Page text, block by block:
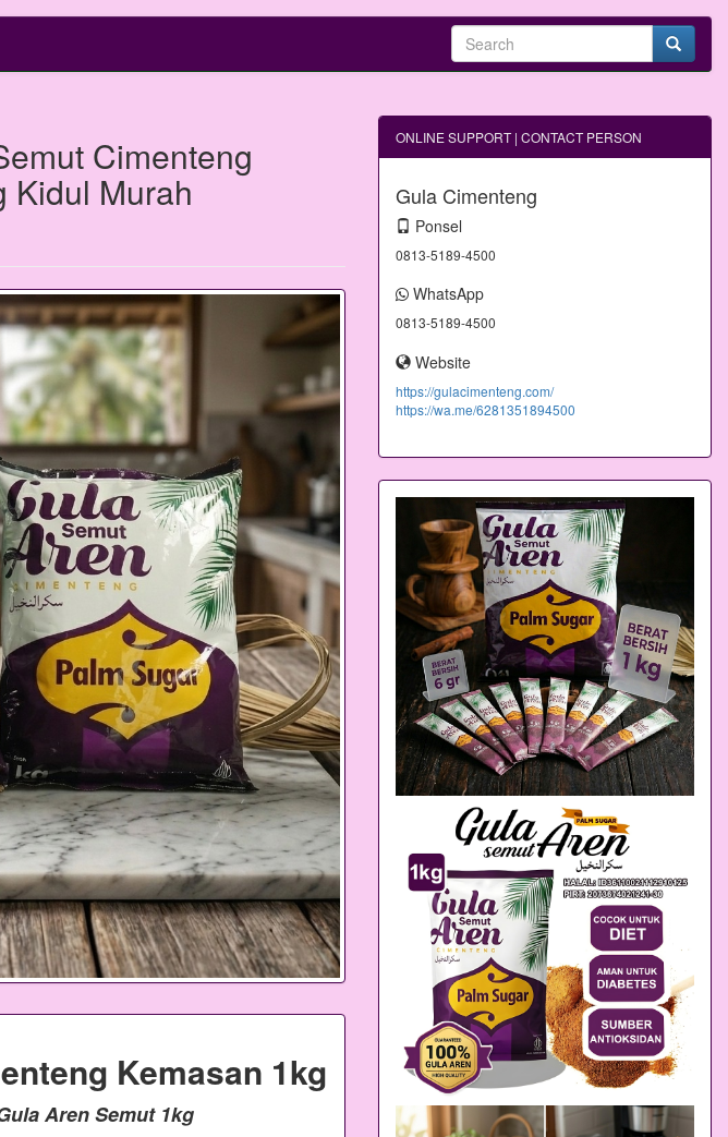
Cimenteng
Kidul Murah
Kemasan 1kg
Aren Semut 1kg
ONLINE SUPPORT | CONTACT PERSON
Gula Cimenteng
Ponsel
0813-5189-4500
WhatsApp
0813-5189-4500
Website
https://gulacimenteng.com/
https://wa.me/6281351894500